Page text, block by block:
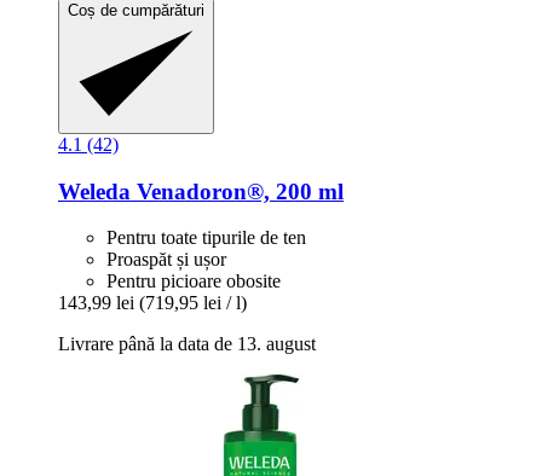
Coș de cumpărături
4.1 (42)
Weleda Venadoron®, 200 ml
Pentru toate tipurile de ten
Proaspăt și ușor
Pentru picioare obosite
143,99 lei (719,95 lei / l)
Livrare până la data de 13. august